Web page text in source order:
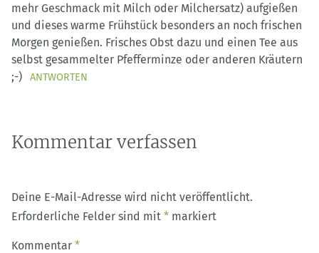
mehr Geschmack mit Milch oder Milchersatz) aufgießen
und dieses warme Frühstück besonders an noch frischen
Morgen genießen. Frisches Obst dazu und einen Tee aus
selbst gesammelter Pfefferminze oder anderen Kräutern
;-)
ANTWORTEN
Kommentar verfassen
Deine E-Mail-Adresse wird nicht veröffentlicht.
Erforderliche Felder sind mit * markiert
Kommentar *